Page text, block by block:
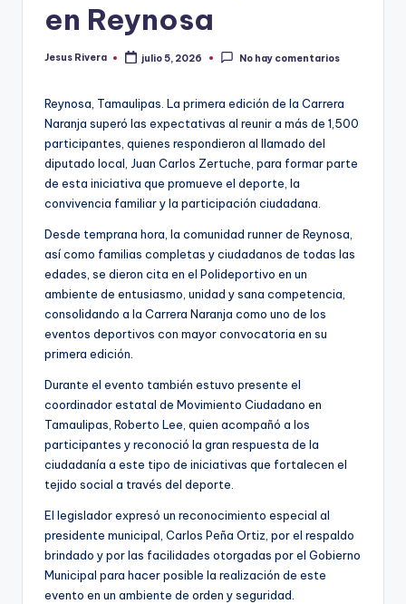
en Reynosa
Publicado
Jesus Rivera julio 5, 2026 No hay comentarios
Reynosa, Tamaulipas. La primera edición de la Carrera
Naranja superó las expectativas al reunir a más de 1,500
participantes, quienes respondieron al llamado del
diputado local, Juan Carlos Zertuche, para formar parte
de esta iniciativa que promueve el deporte, la
convivencia familiar y la participación ciudadana.
Desde temprana hora, la comunidad runner de Reynosa,
así como familias completas y ciudadanos de todas las
edades, se dieron cita en el Polideportivo en un
ambiente de entusiasmo, unidad y sana competencia,
consolidando a la Carrera Naranja como uno de los
eventos deportivos con mayor convocatoria en su
primera edición.
Durante el evento también estuvo presente el
coordinador estatal de Movimiento Ciudadano en
Tamaulipas, Roberto Lee, quien acompañó a los
participantes y reconoció la gran respuesta de la
ciudadanía a este tipo de iniciativas que fortalecen el
tejido social a través del deporte.
El legislador expresó un reconocimiento especial al
presidente municipal, Carlos Peña Ortiz, por el respaldo
brindado y por las facilidades otorgadas por el Gobierno
Municipal para hacer posible la realización de este
evento en un ambiente de orden y seguridad.